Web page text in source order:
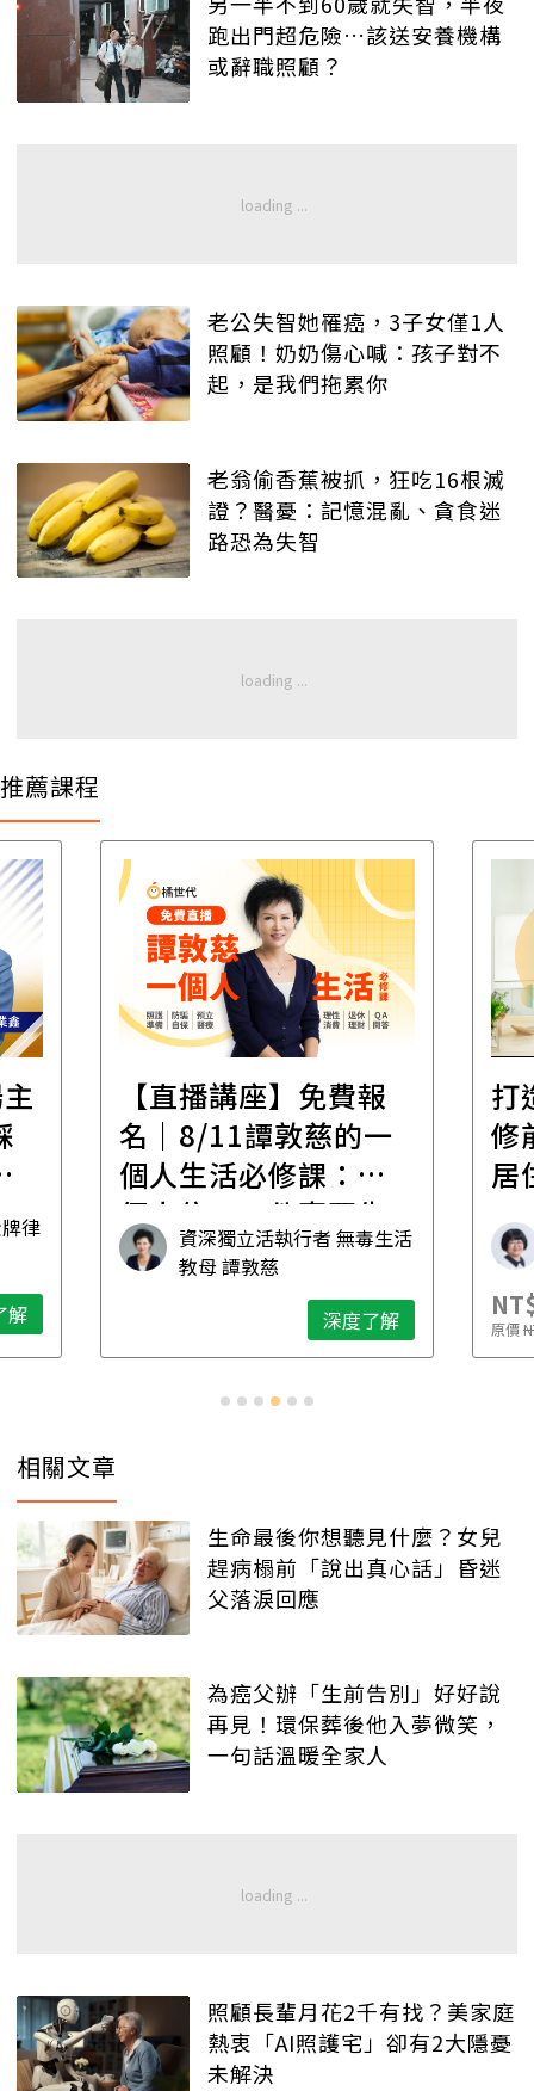
跑出門超危險…該送安養機構
或辭職照顧？
老公失智她罹癌，3子女僅1人
照顧！奶奶傷心喊：孩子對不
起，是我們拖累你
老翁偷香蕉被抓，狂吃16根滅
證？醫憂：記憶混亂、貪食迷
路恐為失智
推薦課程
活
解
打造安心住的家｜裝
修前必懂！住到老的
居住規劃全攻略
林黛羚
深度了解
遺
財
產
原價
相關文章
生命最後你想聽見什麼？女兒
趕病榻前「說出真心話」昏迷
父落淚回應
為癌父辦「生前告別」好好說
再見！環保葬後他入夢微笑，
一句話溫暖全家人
照顧長輩月花2千有找？美家庭
熱衷「AI照護宅」卻有2大隱憂
未解決